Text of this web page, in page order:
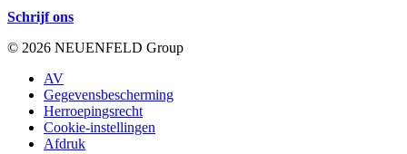
Schrijf ons
© 2026 NEUENFELD Group
AV
Gegevensbescherming
Herroepingsrecht
Cookie-instellingen
Afdruk